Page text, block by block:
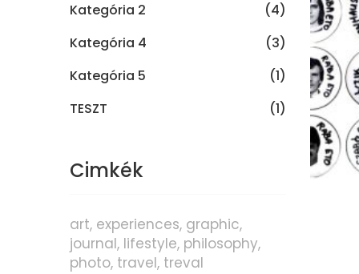
Kategória 2
(4)
Kategória 4
(3)
Kategória 5
(1)
TESZT
(1)
Cimkék
art experiences graphic
journal lifestyle philosophy
photo travel treval